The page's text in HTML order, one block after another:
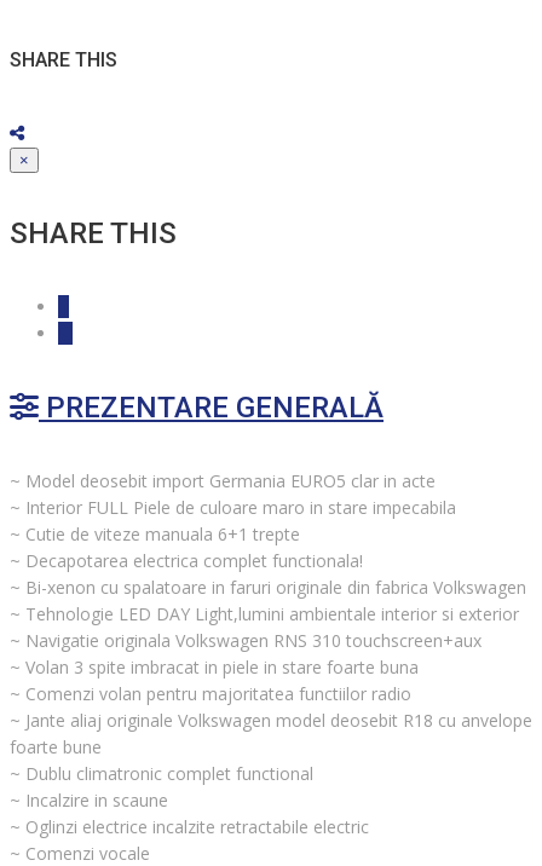
SHARE THIS
×
SHARE THIS
PREZENTARE GENERALĂ
~ Model deosebit import Germania EURO5 clar in acte
~ Interior FULL Piele de culoare maro in stare impecabila
~ Cutie de viteze manuala 6+1 trepte
~ Decapotarea electrica complet functionala!
~ Bi-xenon cu spalatoare in faruri originale din fabrica Volkswagen
~ Tehnologie LED DAY Light,lumini ambientale interior si exterior
~ Navigatie originala Volkswagen RNS 310 touchscreen+aux
~ Volan 3 spite imbracat in piele in stare foarte buna
~ Comenzi volan pentru majoritatea functiilor radio
~ Jante aliaj originale Volkswagen model deosebit R18 cu anvelope
foarte bune
~ Dublu climatronic complet functional
~ Incalzire in scaune
~ Oglinzi electrice incalzite retractabile electric
~ Comenzi vocale